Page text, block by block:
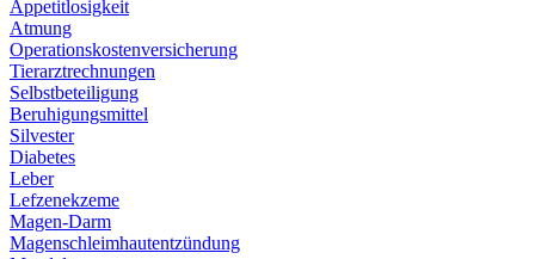
Appetitlosigkeit
Atmung
Operationskostenversicherung
Tierarztrechnungen
Selbstbeteiligung
Beruhigungsmittel
Silvester
Diabetes
Leber
Lefzenekzeme
Magen-Darm
Magenschleimhautentzündung